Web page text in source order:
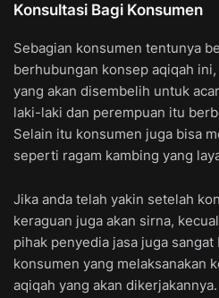
Konsultasi Bagi Konsumen
Sebagian konsumen tentunya
berhubungan konsep aqiqah
yang akan disembelih untuk
laki-laki dan perempuan itu
Selain itu konsumen juga bisa
seperti ragam kambing yang
Jika anda telah yakin setelah
keraguan juga akan sirna,
pihak penyedia jasa juga
konsumen yang melaksanakan
aqiqah yang akan dikerjakannya.